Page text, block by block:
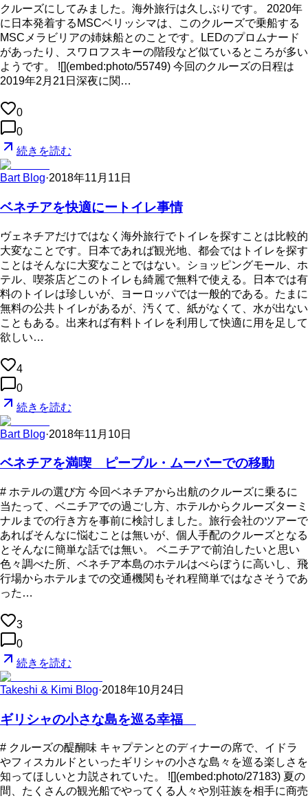
クルーズにしてみました。海外旅行は久しぶりです。 2020年
に日本発着するMSCベリッシマは、このクルーズで乗船する
MSCメラビリアの姉妹船とのことです。LEDのプロムナード
があったり、スワロフスキーの階段など似ているところが多い
ようです。 ![](embed:photo/55749) 今回のクルーズの日程は
2019年2月21日深夜に関…
0
0
続きを読む
Bart Blog·2018年11月11日
ベネチアを快適にートイレ事情
ヴェネチアだけではなく海外旅行でトイレを探すことは比較的
大変なことです。日本であれば観光地、都会ではトイレを探す
ことはそんなに大変なことではない。ショッピングモール、ホ
テル、喫茶店どこのトイレも綺麗で無料で使える。日本では有
料のトイレは珍しいが、ヨーロッパでは一般的である。たまに
無料の公共トイレがあるが、汚くて、紙がなくて、水が出ない
こともある。出来れば有料トイレを利用して快適に用を足して
欲しい…
4
0
続きを読む
Bart Blog·2018年11月10日
ベネチアを満喫 ピープル・ムーバーでの移動
# ホテルの選び方 今回ベネチアから出航のクルーズに乗るに
当たって、ベニチアでの過ごし方、ホテルからクルーズターミ
ナルまでの行き方を事前に検討しました。旅行会社のツアーで
あればそんなに悩むことは無いが、個人手配のクルーズとなる
とそんなに簡単な話では無い。 ベニチアで前泊したいと思い
色々調べた所、ベネチア本島のホテルはべらぼうに高いし、飛
行場からホテルまでの交通機関もそれ程簡単ではなさそうであ
った…
3
0
続きを読む
Takeshi & Kimi Blog·2018年10月24日
ギリシャの小さな島を巡る幸福
# クルーズの醍醐味 キャプテンとのディナーの席で、イドラ
やフィスカルドといったギリシャの小さな島々を巡る楽しさを
知ってほしいと力説されていた。 ![](embed:photo/27183) 夏の
間、たくさんの観光船でやってくる人々や別荘族を相手に商売